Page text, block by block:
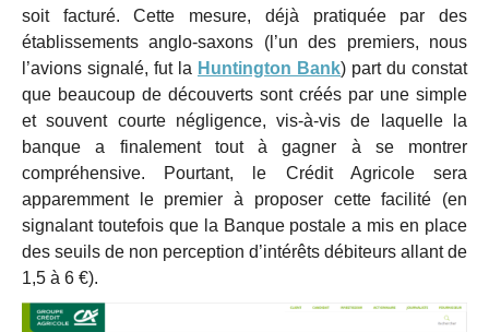
soit facturé. Cette mesure, déjà pratiquée par des
établissements anglo-saxons (l’un des premiers, nous
l’avions signalé, fut la Huntington Bank) part du constat
que beaucoup de découverts sont créés par une simple
et souvent courte négligence, vis-à-vis de laquelle la
banque a finalement tout à gagner à se montrer
compréhensive. Pourtant, le Crédit Agricole sera
apparemment le premier à proposer cette facilité (en
signalant toutefois que la Banque postale a mis en place
des seuils de non perception d’intérêts débiteurs allant de
1,5 à 6 €).